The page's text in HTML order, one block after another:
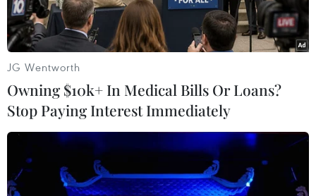
(TTXVN/Vietnam+)
JG Wentworth
Owning $10k+ In Medical Bills Or Loans?
Stop Paying Interest Immediately